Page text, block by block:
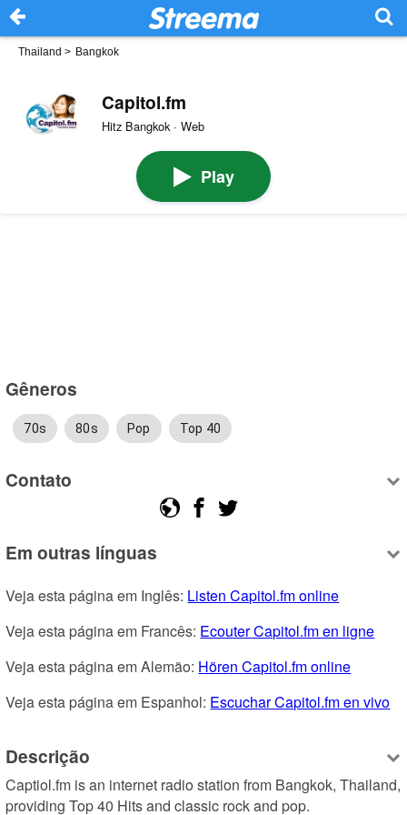
Thailand > Bangkok
Capitol.fm
Hitz Bangkok · Web
Play
Gêneros
70s 80s Pop Top 40
Contato
Em outras línguas
Veja esta página em Inglês: Listen Capitol.fm online
Veja esta página em Francês: Ecouter Capitol.fm en ligne
Veja esta página em Alemão: Hören Capitol.fm online
Veja esta página em Espanhol: Escuchar Capitol.fm en vivo
Descrição
Captiol.fm is an internet radio station from Bangkok, Thailand,
providing Top 40 Hits and classic rock and pop.